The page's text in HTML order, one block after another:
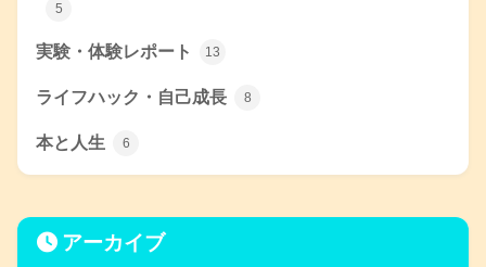
5
実験・体験レポート 13
ライフハック・自己成長 8
本と人生 6
アーカイブ